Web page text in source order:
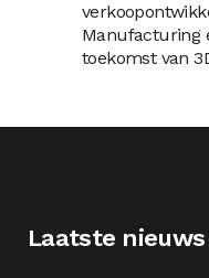
Manufacturing
toekomst van
Laatste nieuws